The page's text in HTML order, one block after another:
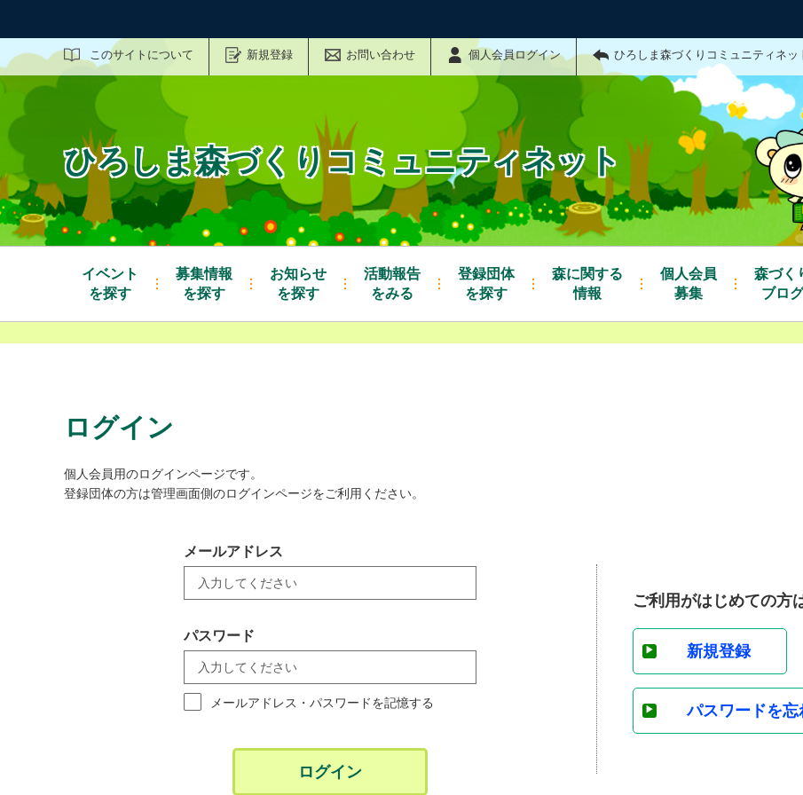
このサイトについて 新規登録 お問い合わせ 個人会員ログイン ひろしま森づくりコミュニティネッ
サイト内検索
ひろしま森づくりコミュニティネット
イベント
を探す
募集情報
を探す
お知らせ
を探す
活動報告
をみる
登録団体
を探す
森に関する
情報
個人会員
募集
森づく
ブログ
ログイン
個人会員用のログインページです。
登録団体の方は管理画面側のログインページをご利用ください。
メールアドレス
パスワード
メールアドレス・パスワードを記憶する
ログイン
ご利用がはじめての方
新規登録
パスワードを